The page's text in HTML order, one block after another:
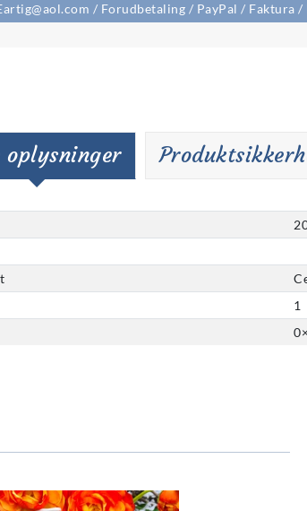
/ Forudbetaling / PayPal / Faktura
oplysninger
1
0